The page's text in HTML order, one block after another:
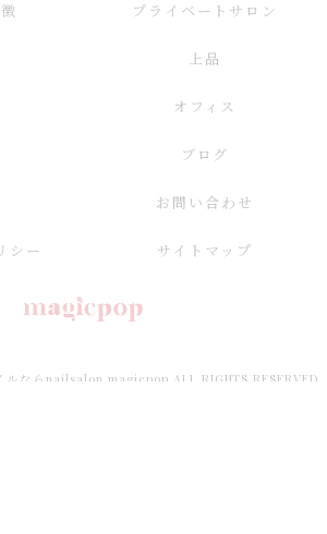
プライベートサロン
上品
オフィス
ブログ
お問い合わせ
シー サイトマップ
ならnailsalon magicpop ALL RIGHTS RESERVED.